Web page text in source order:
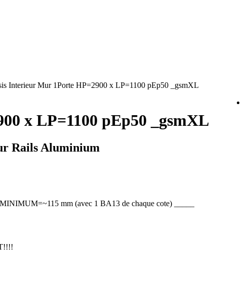
Interieur Mur 1Porte HP=2900 x LP=1100 pEp50 _gsmXL
x LP=1100 pEp50 _gsmXL
Rails Aluminium
mm (avec 1 BA13 de chaque cote) _____